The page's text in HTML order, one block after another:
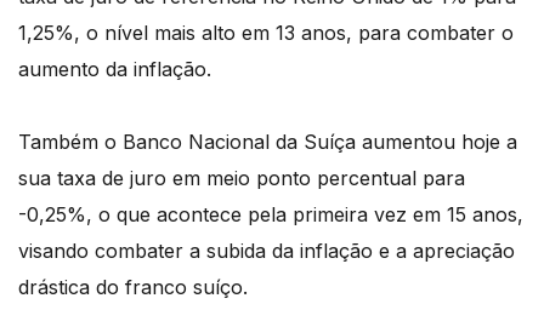
1,25%, o nível mais alto em 13 anos, para combater o
aumento da inflação.
Também o Banco Nacional da Suíça aumentou hoje a
sua taxa de juro em meio ponto percentual para
-0,25%, o que acontece pela primeira vez em 15 anos,
visando combater a subida da inflação e a apreciação
drástica do franco suíço.